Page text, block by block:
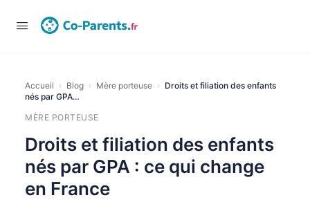
Accueil › Blog › Mère porteuse › Droits et filiation des enfants
nés par GPA…
MÈRE PORTEUSE
Droits et filiation des enfants
nés par GPA : ce qui change
en France